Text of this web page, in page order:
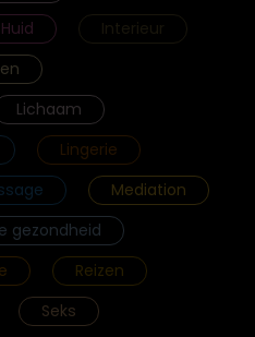
Huid
Interieur
Lichaam
Lingerie
Mediation
gezondheid
Reizen
Seks